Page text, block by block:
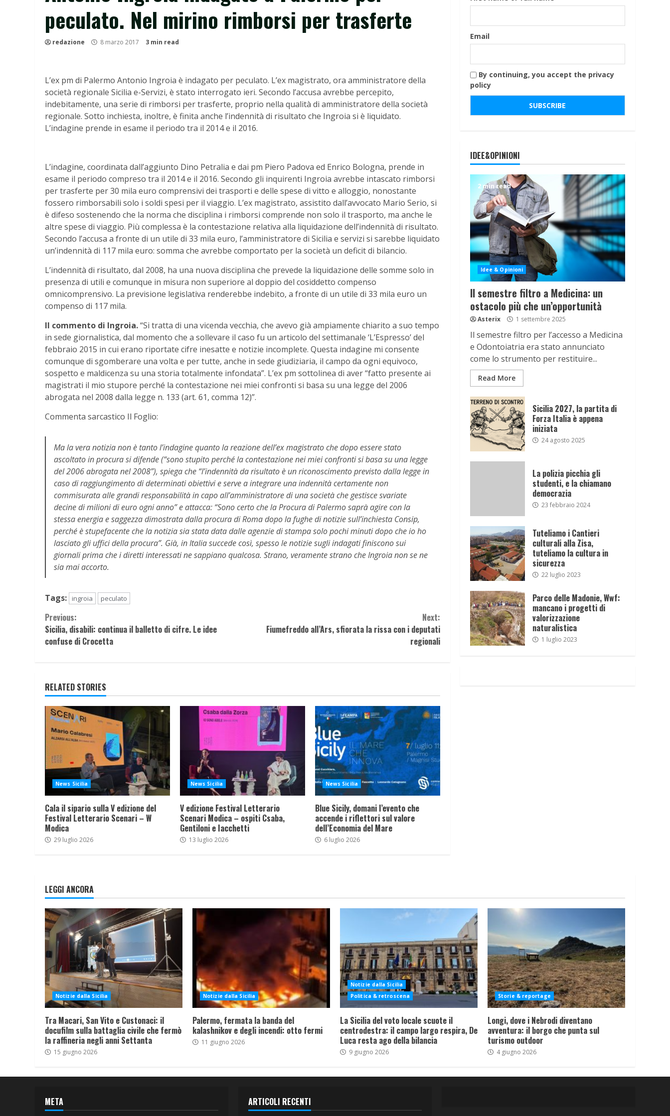
peculato. Nel mirino rimborsi per trasferte
redazione 8 marzo 2017 3 min read
L’ex pm di Palermo Antonio Ingroia è indagato per peculato. L’ex magistrato, ora amministratore della
società regionale Sicilia e-Servizi, è stato interrogato ieri. Secondo l’accusa avrebbe percepito,
indebitamente, una serie di rimborsi per trasferte, proprio nella qualità di amministratore della società
regionale. Sotto inchiesta, inoltre, è finita anche l’indennità di risultato che Ingroia si è liquidato.
L’indagine prende in esame il periodo tra il 2014 e il 2016.
L’indagine, coordinata dall’aggiunto Dino Petralia e dai pm Piero Padova ed Enrico Bologna, prende in
esame il periodo compreso tra il 2014 e il 2016. Secondo gli inquirenti Ingroia avrebbe intascato rimborsi
per trasferte per 30 mila euro comprensivi dei trasporti e delle spese di vitto e alloggio, nonostante
fossero rimborsabili solo i soldi spesi per il viaggio. L’ex magistrato, assistito dall’avvocato Mario Serio, si
è difeso sostenendo che la norma che disciplina i rimborsi comprende non solo il trasporto, ma anche le
altre spese di viaggio. Più complessa è la contestazione relativa alla liquidazione dell’indennità di risultato.
Secondo l’accusa a fronte di un utile di 33 mila euro, l’amministratore di Sicilia e servizi si sarebbe liquidato
un’indennità di 117 mila euro: somma che avrebbe comportato per la società un deficit di bilancio.
L’indennità di risultato, dal 2008, ha una nuova disciplina che prevede la liquidazione delle somme solo in
presenza di utili e comunque in misura non superiore al doppio del cosiddetto compenso
omnicomprensivo. La previsione legislativa renderebbe indebito, a fronte di un utile di 33 mila euro un
compenso di 117 mila.
Il commento di Ingroia.“Si tratta di una vicenda vecchia, che avevo già ampiamente chiarito a suo tempo
in sede giornalistica, dal momento che a sollevare il caso fu un articolo del settimanale ‘L’Espresso’ del
febbraio 2015 in cui erano riportate cifre inesatte e notizie incomplete. Questa indagine mi consente
comunque di sgomberare una volta e per tutte, anche in sede giudiziaria, il campo da ogni equivoco,
sospetto e maldicenza su una storia totalmente infondata”. L’ex pm sottolinea di aver “fatto presente ai
magistrati il mio stupore perché la contestazione nei miei confronti si basa su una legge del 2006
abrogata nel 2008 dalla legge n. 133 (art. 61, comma 12)”.
Commenta sarcastico Il Foglio:
Ma la vera notizia non è tanto l’indagine quanto la reazione dell’ex magistrato che dopo essere stato
ascoltato in procura si difende (“sono stupito perché la contestazione nei miei confronti si basa su una legge
del 2006 abrogata nel 2008”), spiega che “l’indennità da risultato è un riconoscimento previsto dalla legge in
caso di raggiungimento di determinati obiettivi e serve a integrare una indennità certamente non
commisurata alle grandi responsabilità in capo all’amministratore di una società che gestisce svariate
decine di milioni di euro ogni anno” e attacca: “Sono certo che la Procura di Palermo saprà agire con la
stessa energia e saggezza dimostrata dalla procura di Roma dopo la fughe di notizie sull’inchiesta Consip,
perché è stupefacente che la notizia sia stata data dalle agenzie di stampa solo pochi minuti dopo che io ho
lasciato gli uffici della procura”. Già, in Italia succede così, spesso le notizie sugli indagati finiscono sui
giornali prima che i diretti interessati ne sappiano qualcosa. Strano, veramente strano che Ingroia non se ne
sia mai accorto.
Tags: ingroia peculato
Continue
Reading
Previous:
Sicilia, disabili: continua il balletto di cifre. Le idee
confuse di Crocetta
Next:
Fiumefreddo all’Ars, sfiorata la rissa con i deputati
regionali
RELATED STORIES
News Sicilia
Cala il sipario sulla V edizione del
Festival Letterario Scenari – W
Modica
29 luglio 2026
News Sicilia
V edizione Festival Letterario
Scenari Modica – ospiti Csaba,
Gentiloni e Iacchetti
13 luglio 2026
News Sicilia
Blue Sicily, domani l’evento che
accende i riflettori sul valore
dell’Economia del Mare
6 luglio 2026
Email
By continuing, you accept the privacy
policy
IDEE&OPINIONI
2 min read
Idee & Opinioni
Il semestre filtro a Medicina: un
ostacolo più che un’opportunità
Asterix 1 settembre 2025
Il semestre filtro per l’accesso a Medicina
e Odontoiatria era stato annunciato
come lo strumento per restituire...
Read More
Sicilia 2027, la partita di
Forza Italia è appena
iniziata
24 agosto 2025
La polizia picchia gli
studenti, e la chiamano
democrazia
23 febbraio 2024
Tuteliamo i Cantieri
culturali alla Zisa,
tuteliamo la cultura in
sicurezza
22 luglio 2023
Parco delle Madonie, Wwf:
mancano i progetti di
valorizzazione
naturalistica
1 luglio 2023
LEGGI ANCORA
Notizie dalla Sicilia
Tra Macari, San Vito e Custonaci: il
docufilm sulla battaglia civile che fermò
la raffineria negli anni Settanta
15 giugno 2026
Notizie dalla Sicilia
Palermo, fermata la banda del
kalashnikov e degli incendi: otto fermi
11 giugno 2026
Notizie dalla Sicilia
Politica & retroscena
La Sicilia del voto locale scuote il
centrodestra: il campo largo respira, De
Luca resta ago della bilancia
9 giugno 2026
Storie & reportage
Longi, dove i Nebrodi diventano
avventura: il borgo che punta sul
turismo outdoor
4 giugno 2026
META ARTICOLI RECENTI